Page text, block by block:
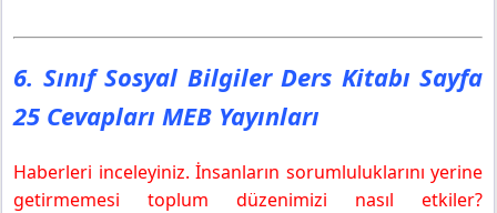
6. Sınıf Sosyal Bilgiler Ders Kitabı Sayfa
25 Cevapları MEB Yayınları
Haberleri inceleyiniz. İnsanların sorumluluklarını yerine
getirmemesi toplum düzenimizi nasıl etkiler?